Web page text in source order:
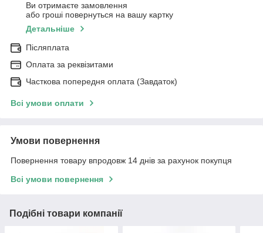
Ви отримаєте замовлення
або гроші повернуться на вашу картку
Детальніше
Післяплата
Оплата за реквізитами
Часткова попередня оплата (Завдаток)
Всі умови оплати
Умови повернення
Повернення товару впродовж 14 днів за рахунок покупця
Всі умови повернення
Подібні товари компанії